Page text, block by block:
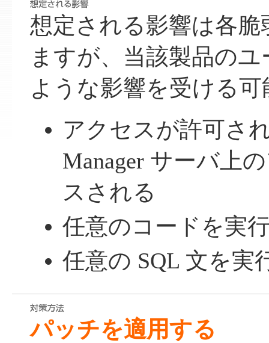
想定される影響は各
ますが、当該製品の
ような影響を受ける
アクセスが許可さ
Manager サーバ上
スされる
任意のコードを実
任意の SQL 文を実
パッチを適用する